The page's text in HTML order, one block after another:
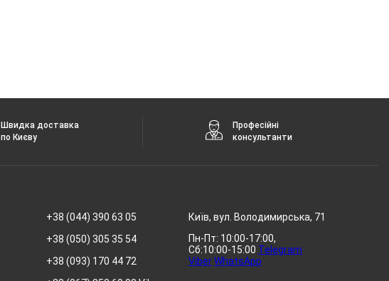
Швидка доставка
по Києву
Професійні
консультанти
+38 (044) 390 63 05
+38 (050) 305 35 54
+38 (093) 170 44 72
Київ, вул. Володимирська, 71
Пн-Пт: 10:00-17:00,
Сб:10:00-15:00 Telegram
ViberWhatsApp